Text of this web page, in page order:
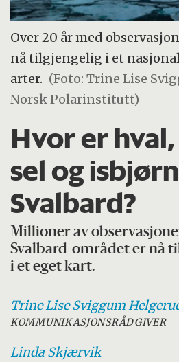
Over 20 år med
nå tilgjengelig i et
arter. (Foto: Trine Lise
Norsk Polarinstitutt)
Hvor er
sel og
Svalbard?
Millioner av
Svalbard-området er nå
i et eget kart.
Trine Lise Sviggum
KOMMUNIKASJONSRÅDGIVER
Linda Skjærvik